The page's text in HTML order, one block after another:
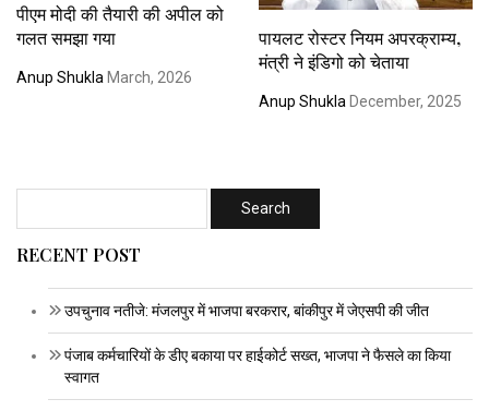
पीएम मोदी की तैयारी की अपील को
गलत समझा गया
Anup Shukla March, 2026
पायलट रोस्टर नियम अपरक्राम्य,
मंत्री ने इंडिगो को चेताया
Anup Shukla December, 2025
RECENT POST
उपचुनाव नतीजे: मंजलपुर में भाजपा बरकरार, बांकीपुर में जेएसपी की जीत
पंजाब कर्मचारियों के डीए बकाया पर हाईकोर्ट सख्त, भाजपा ने फैसले का किया
स्वागत